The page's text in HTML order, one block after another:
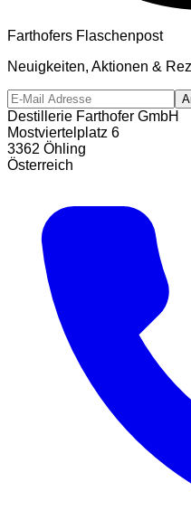
Farthofers Flaschenpost
Neuigkeiten, Aktionen &
Destillerie Farthofer GmbH
Mostviertelplatz 6
3362 Öhling
Österreich